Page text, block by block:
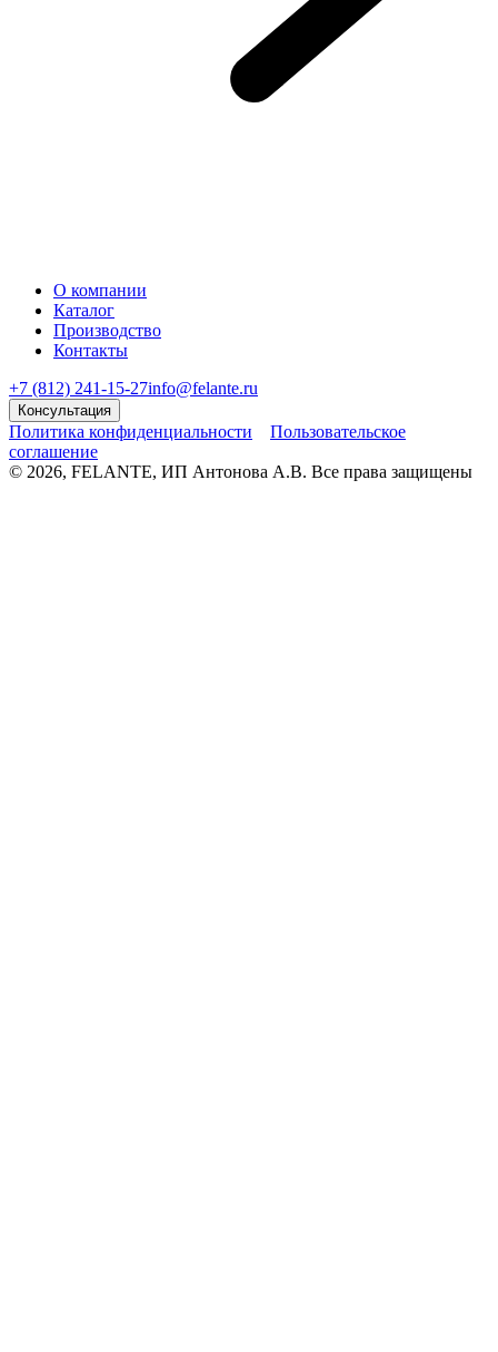
О компании
Каталог
Производство
Контакты
+7 (812) 241-15-27info@felante.ru
Консультация
Политика конфиденциальности
Пользовательское
соглашение
© 2026, FELANTE, ИП Антонова А.В. Все права защищены